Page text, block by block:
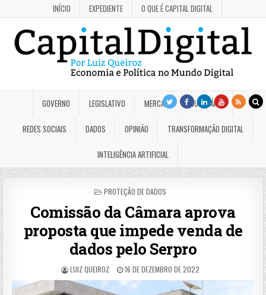
INÍCIO EXPEDIENTE O QUE É CAPITAL DIGITAL
GOVERNO LEGISLATIVO MERCADO JUDICIÁRIO
REDES SOCIAIS DADOS OPINIÃO TRANSFORMAÇÃO DIGITAL
INTELIGÊNCIA ARTIFICIAL
POSTED
PROTEÇÃO DE DADOS
Comissão da Câmara aprova
proposta que impede venda de
dados pelo Serpro
LUIZ QUEIROZ 16 DE DEZEMBRO DE 2022